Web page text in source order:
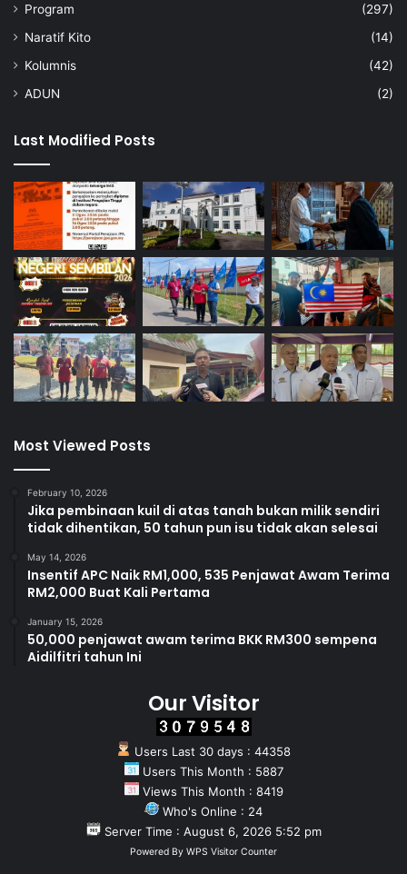
Program
(297)
Naratif Kito
(14)
Kolumnis
(42)
ADUN
(2)
Last Modified Posts
Most Viewed Posts
February 10, 2026
Jika pembinaan kuil di atas tanah bukan milik sendiri
tidak dihentikan, 50 tahun pun isu tidak akan selesai
May 14, 2026
Insentif APC Naik RM1,000, 535 Penjawat Awam Terima
RM2,000 Buat Kali Pertama
January 15, 2026
50,000 penjawat awam terima BKK RM300 sempena
Aidilfitri tahun Ini
Our Visitor
Users Last 30 days : 44358
Users This Month : 5887
Views This Month : 8419
Who's Online : 24
Server Time : August 6, 2026 5:52 pm
Powered By WPS Visitor Counter